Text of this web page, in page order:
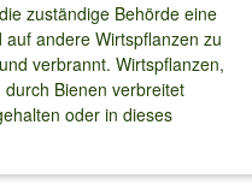
zuständige Behörde eine
andere Wirtspflanzen zu
verbrannt. Wirtspflanzen,
Bienen verbreitet
oder in dieses